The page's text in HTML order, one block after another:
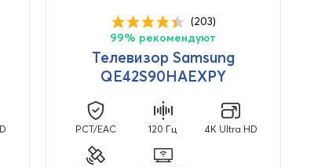
(203)
99% рекомендуют
Телевизор Samsung
QE42S90HAEXPY
PCT/EAC 120 Гц 4K Ultra HD